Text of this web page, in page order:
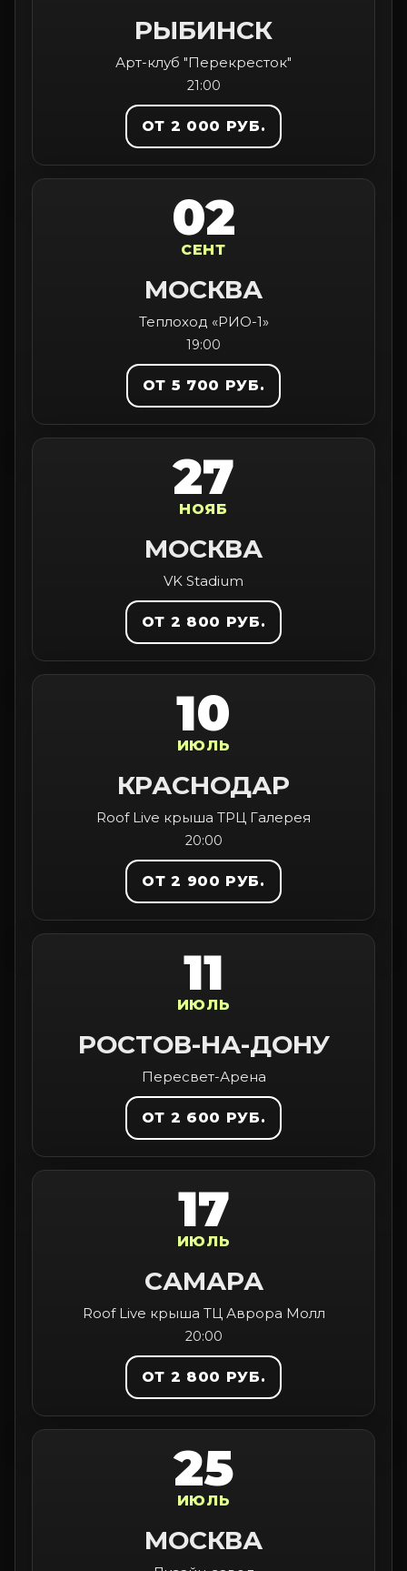
РЫБИНСК
Арт-клуб "Перекресток"
21:00
ОТ 2 000 РУБ.
02
СЕНТ
МОСКВА
Теплоход «РИО-1»
19:00
ОТ 5 700 РУБ.
27
НОЯБ
МОСКВА
VK Stadium
ОТ 2 800 РУБ.
10
ИЮЛЬ
КРАСНОДАР
Roof Live крыша ТРЦ Галерея
20:00
ОТ 2 900 РУБ.
11
ИЮЛЬ
РОСТОВ-НА-ДОНУ
Пересвет-Арена
ОТ 2 600 РУБ.
17
ИЮЛЬ
САМАРА
Roof Live крыша ТЦ Аврора Молл
20:00
ОТ 2 800 РУБ.
25
ИЮЛЬ
МОСКВА